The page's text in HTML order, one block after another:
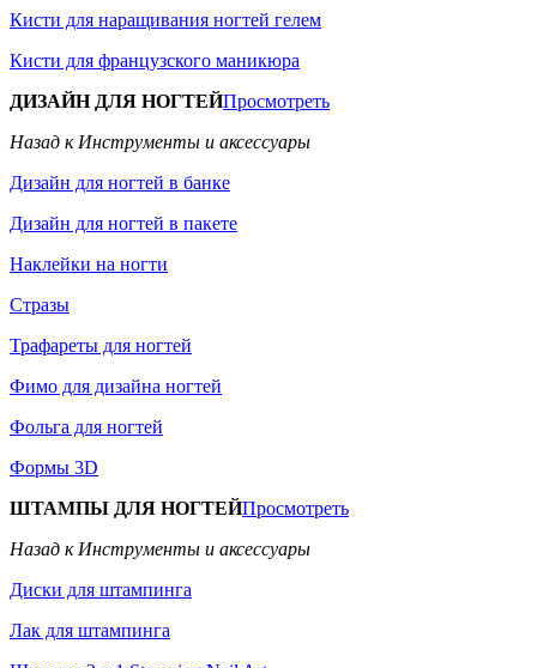
Кисти для наращивания ногтей гелем
Кисти для французского маникюра
ДИЗАЙН ДЛЯ НОГТЕЙПросмотреть
Назад к Инструменты и аксессуары
Дизайн для ногтей в банке
Дизайн для ногтей в пакете
Наклейки на ногти
Стразы
Трафареты для ногтей
Фимо для дизайна ногтей
Фольга для ногтей
Формы 3D
ШТАМПЫ ДЛЯ НОГТЕЙПросмотреть
Назад к Инструменты и аксессуары
Диски для штампинга
Лак для штампинга